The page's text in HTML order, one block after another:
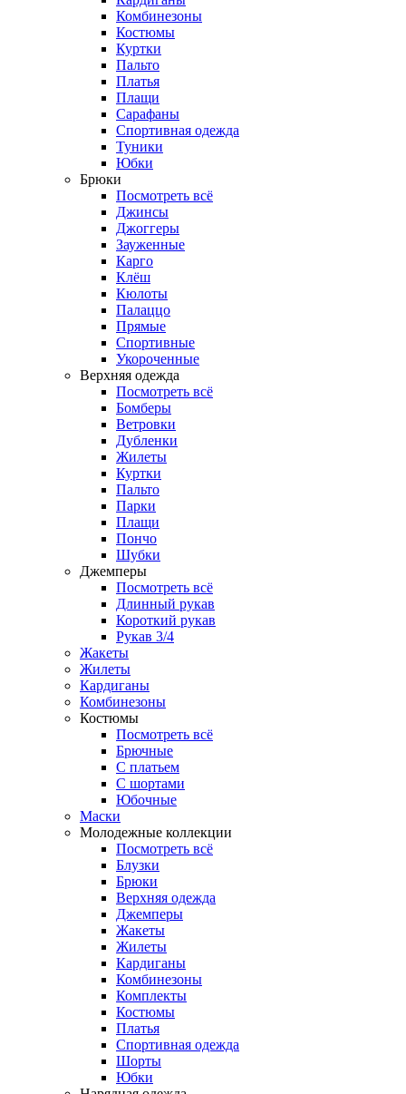
Комбинезоны
Костюмы
Куртки
Пальто
Платья
Плащи
Сарафаны
Спортивная одежда
Туники
Юбки
Брюки
Посмотреть всё
Джинсы
Джоггеры
Зауженные
Карго
Клёш
Кюлоты
Палаццо
Прямые
Спортивные
Укороченные
Верхняя одежда
Посмотреть всё
Бомберы
Ветровки
Дубленки
Жилеты
Куртки
Пальто
Парки
Плащи
Пончо
Шубки
Джемперы
Посмотреть всё
Длинный рукав
Короткий рукав
Рукав 3/4
Жакеты
Жилеты
Кардиганы
Комбинезоны
Костюмы
Посмотреть всё
Брючные
С платьем
С шортами
Юбочные
Маски
Молодежные коллекции
Посмотреть всё
Блузки
Брюки
Верхняя одежда
Джемперы
Жакеты
Жилеты
Кардиганы
Комбинезоны
Комплекты
Костюмы
Платья
Спортивная одежда
Шорты
Юбки